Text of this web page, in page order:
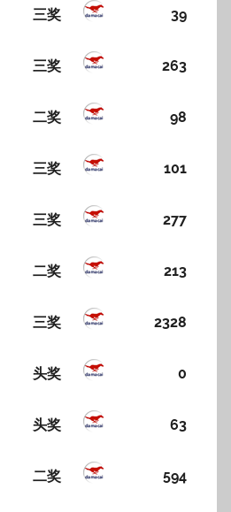
三奖 39
三奖 263
二奖 98
三奖 101
三奖 277
二奖 213
三奖 2328
头奖 0
头奖 63
二奖 594